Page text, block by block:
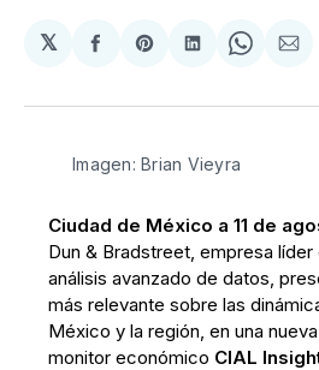
𝕏
Compartir
Facebook
Share
Pinterest
Compartir
LinkedIn
Share
Imagen: Brian Vieyra
Ciudad de México a 11 de
Dun & Bradstreet, empresa
análisis avanzado de datos,
más relevante sobre las
México y la región, en una
monitor económico CIAL